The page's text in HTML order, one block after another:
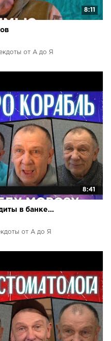
8:11
от А до Я
8:41
в банке...
от А до Я